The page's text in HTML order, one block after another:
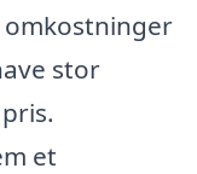
omkostninger
stor
et